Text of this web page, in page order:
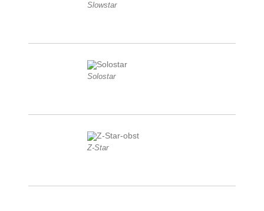
Slowstar
Solostar
Z-Star